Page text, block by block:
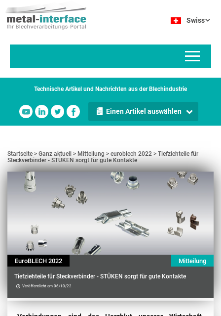
zum
Inhalt
Swiss
Technische Artikel und Nachrichten aus der Blechindustrie
Einen Artikel auswählen
Startseite Ganz aktuell Mitteilung euroblech 2022
Tiefziehteile für
Steckverbinder - STÜKEN sorgt für gute Kontakte
EuroBLECH 2022 Mitteilung
Tiefziehteile für Steckverbinder - STÜKEN sorgt für gute Kontakte
Veröffentlicht am 06/10/22
Contenu